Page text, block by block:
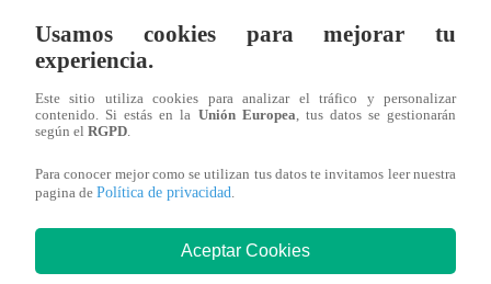
– 14 de junio del 2021 – Programa
completo
junio
También te puede
Usamos cookies para mejorar tu
experiencia.
Este sitio utiliza cookies para analizar el tráfico y personalizar
contenido. Si estás en la Unión Europea , tus datos se gestionarán
según el RGPD
Para conocer mejor como se utilizan tus datos te invitamos leer nuestra
pagina de Política de privacidad
Aceptar Cookies